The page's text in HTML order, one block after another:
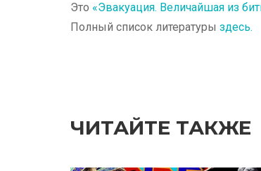
Это «Эвакуация. Величайшая из
Полный список литературы здесь.
ЧИТАЙТЕ ТАКЖЕ